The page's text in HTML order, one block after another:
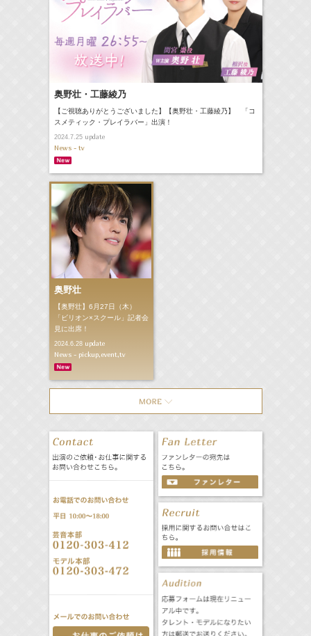
奥野壮・工藤綾乃
【ご視聴ありがとうございました】【奥野壮・工藤綾乃】 「コ
スメティック・プレイラバー」出演！
2024.7.25update
News - tv
奥野壮
【奥野壮】6月27日（木）
「ビリオン×スクール」記者会
見に出席！
2024.6.28update
News - pickup,event,tv